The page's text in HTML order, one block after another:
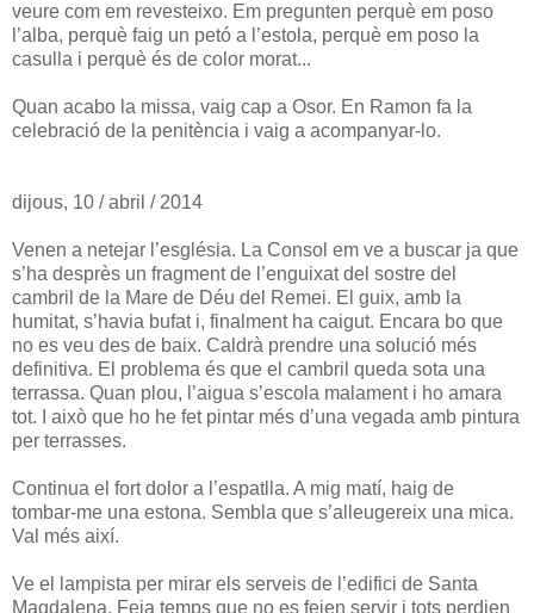
veure com em revesteixo. Em pregunten perquè em poso
l’alba, perquè faig un petó a l’estola, perquè em poso la
casulla i perquè és de color morat...
Quan acabo la missa, vaig cap a Osor. En Ramon fa la
celebració de la penitència i vaig a acompanyar-lo.
dijous, 10 / abril / 2014
Venen a netejar l’església. La Consol em ve a buscar ja que
s’ha desprès un fragment de l’enguixat del sostre del
cambril de la Mare de Déu del Remei. El guix, amb la
humitat, s’havia bufat i, finalment ha caigut. Encara bo que
no es veu des de baix. Caldrà prendre una solució més
definitiva. El problema és que el cambril queda sota una
terrassa. Quan plou, l’aigua s’escola malament i ho amara
tot. I això que ho he fet pintar més d’una vegada amb pintura
per terrasses.
Continua el fort dolor a l’espatlla. A mig matí, haig de
tombar-me una estona. Sembla que s’alleugereix una mica.
Val més així.
Ve el lampista per mirar els serveis de l’edifici de Santa
Magdalena. Feia temps que no es feien servir i tots perdien